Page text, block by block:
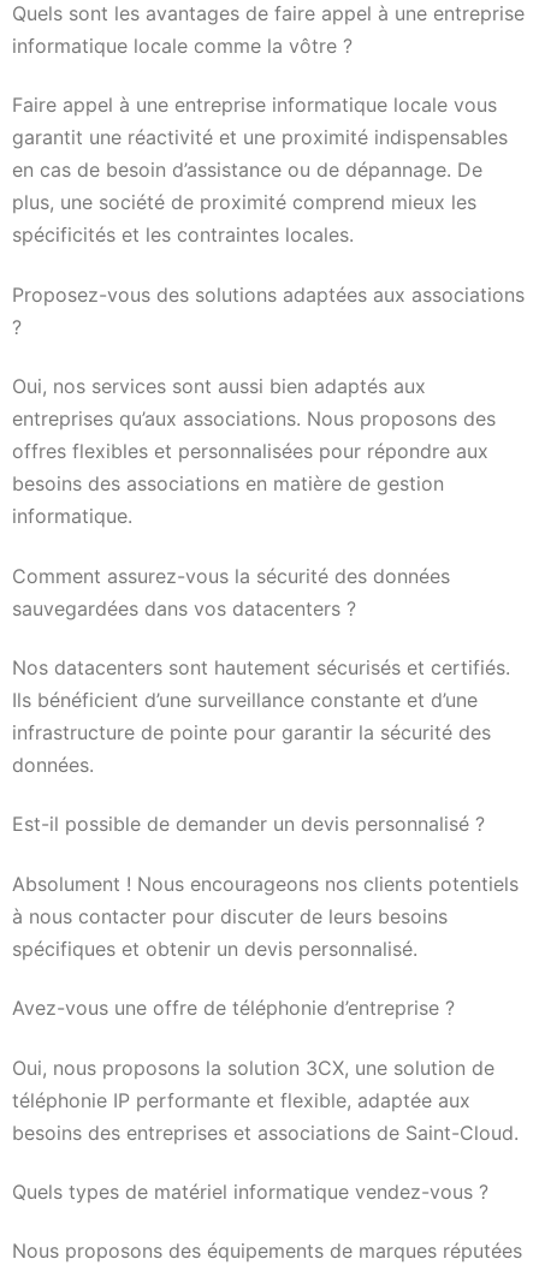
Quels sont les avantages de faire appel à une entreprise
informatique locale comme la vôtre ?
Faire appel à une entreprise informatique locale vous
garantit une réactivité et une proximité indispensables
en cas de besoin d’assistance ou de dépannage. De
plus, une société de proximité comprend mieux les
spécificités et les contraintes locales.
Proposez-vous des solutions adaptées aux associations
?
Oui, nos services sont aussi bien adaptés aux
entreprises qu’aux associations. Nous proposons des
offres flexibles et personnalisées pour répondre aux
besoins des associations en matière de gestion
informatique.
Comment assurez-vous la sécurité des données
sauvegardées dans vos datacenters ?
Nos datacenters sont hautement sécurisés et certifiés.
Ils bénéficient d’une surveillance constante et d’une
infrastructure de pointe pour garantir la sécurité des
données.
Est-il possible de demander un devis personnalisé ?
Absolument ! Nous encourageons nos clients potentiels
à nous contacter pour discuter de leurs besoins
spécifiques et obtenir un devis personnalisé.
Avez-vous une offre de téléphonie d’entreprise ?
Oui, nous proposons la solution 3CX, une solution de
téléphonie IP performante et flexible, adaptée aux
besoins des entreprises et associations de Saint-Cloud.
Quels types de matériel informatique vendez-vous ?
Nous proposons des équipements de marques réputées